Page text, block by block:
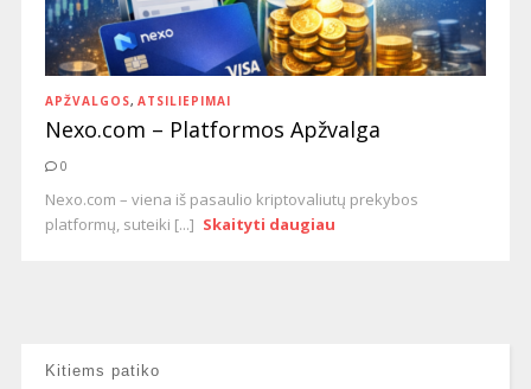
APŽVALGOS, ATSILIEPIMAI
Nexo.com – Platformos Apžvalga
0
Nexo.com – viena iš pasaulio kriptovaliutų prekybos
platformų, suteiki [...] Skaityti daugiau
Kitiems patiko